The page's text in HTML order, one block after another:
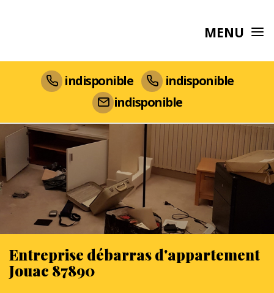
MENU
indisponible
indisponible
indisponible
Entreprise débarras d'appartement
Jouac 87890